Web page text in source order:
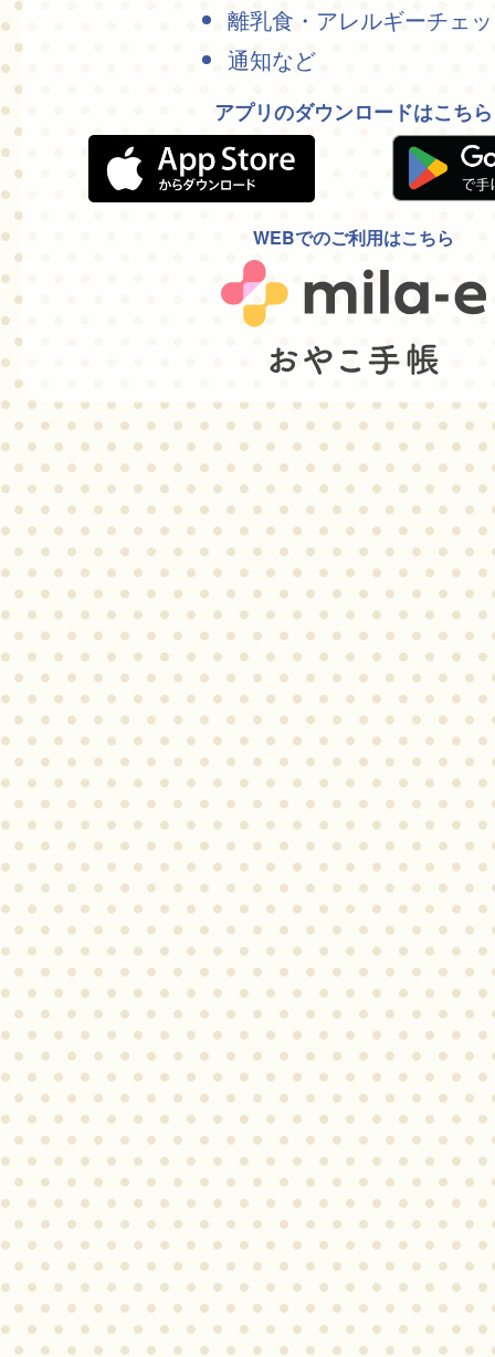
離乳食・アレルギーチェ
通知など
アプリのダウンロードはこちら
WEBでのご利用はこちら